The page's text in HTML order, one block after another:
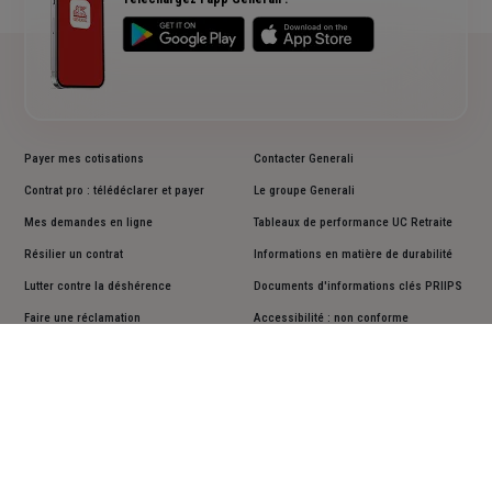
Payer mes cotisations
Contrat pro : télédéclarer et payer
Mes demandes en ligne
Résilier un contrat
Lutter contre la déshérence
Faire une réclamation
Contacter Generali
Le groupe Generali
Tableaux de performance UC Retraite
Informations en matière de durabilité
Documents d'informations clés PRIIPS
Accessibilité : non conforme